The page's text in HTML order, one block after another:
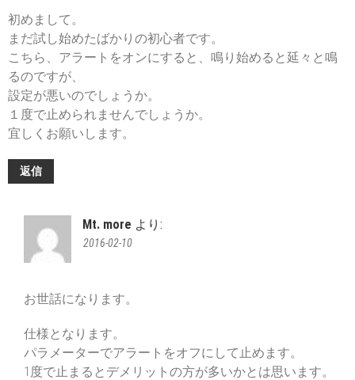
初めまして。
まだ試し始めたばかりの初心者です。
こちら、アラートをオンにすると、鳴り始めると延々と鳴
るのですが、
設定が悪いのでしょうか。
１度で止められませんでしょうか。
宜しくお願いします。
返信
Mt. more より:
2016-02-10
お世話になります。
仕様となります。
パラメーターでアラートをオフにして止めます。
1度で止まるとデメリットの方が多いかとは思います。